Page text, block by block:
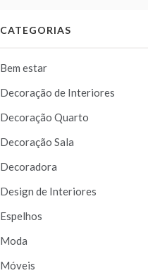
CATEGORIAS
Bem estar
Decoração de Interiores
Decoração Quarto
Decoração Sala
Decoradora
Design de Interiores
Espelhos
Moda
Móveis